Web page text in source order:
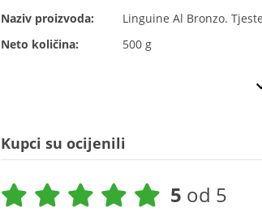
Naziv proizvoda:
Linguine Al Bronzo.
Neto količina:
500 g
Kupci su ocijenili
5 od 5